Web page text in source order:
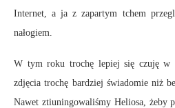
Internet, a ja z zapartym tchem
nałogiem.
W tym roku trochę lepiej się czuję w
zdjęcia trochę bardziej świadomie niż
Nawet ztiuningowaliśmy Heliosa, żeby